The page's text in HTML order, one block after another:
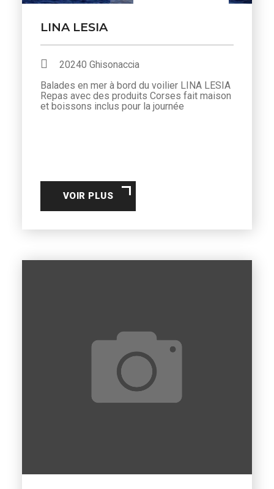
LINA LESIA
20240 Ghisonaccia
Balades en mer à bord du voilier LINA LESIA
Repas avec des produits Corses fait maison
et boissons inclus pour la journée
VOIR PLUS